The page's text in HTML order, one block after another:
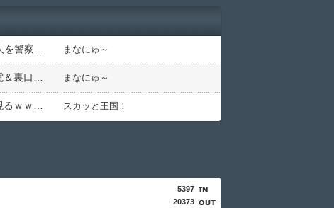
まなにゅ～
まなにゅ～
スカッと王国！
5397
20373